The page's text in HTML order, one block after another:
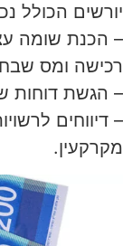
יורשים הכולל
– הכנת שומה
רכישה ומס
– הגשת דוחות
– דיווחים
מקרקעין.